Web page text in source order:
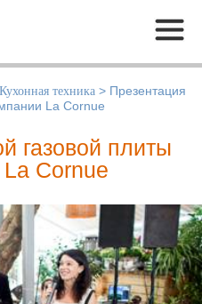
Меню
Кухонная техника > Презентация
La Cornue
газовой плиты
Cornue